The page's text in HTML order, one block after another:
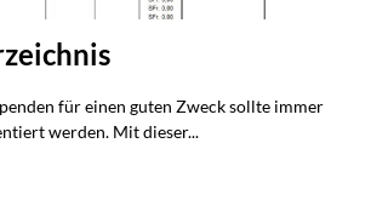
für einen guten Zweck sollte immer
werden. Mit dieser...